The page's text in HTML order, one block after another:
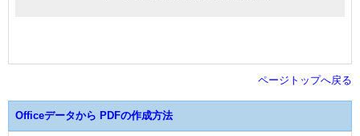
ページトップへ戻る
Officeデータから PDFの作成方法